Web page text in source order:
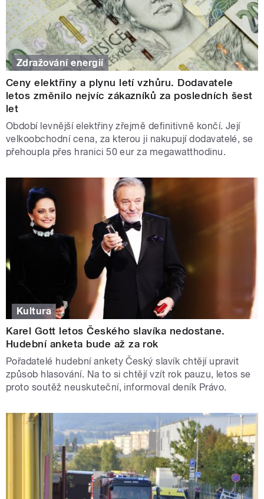
Zdražování energií
Ceny elektřiny a plynu letí vzhůru. Dodavatele
letos změnilo nejvíc zákazníků za posledních šest
let
Období levnější elektřiny zřejmě definitivně končí. Její
velkoobchodní cena, za kterou ji nakupují dodavatelé, se
přehoupla přes hranici 50 eur za megawatthodinu.
Kultura
Karel Gott letos Českého slavíka nedostane.
Hudební anketa bude až za rok
Pořadatelé hudební ankety Český slavík chtějí upravit
způsob hlasování. Na to si chtějí vzít rok pauzu, letos se
proto soutěž neuskuteční, informoval deník Právo.